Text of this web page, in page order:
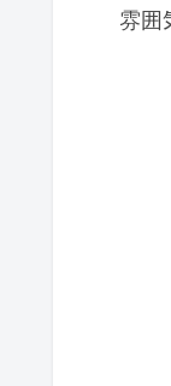
雰囲